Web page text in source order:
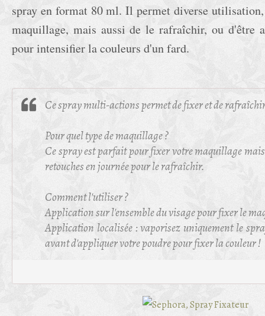
spray en format 80 ml. Il permet diverse
maquillage, mais aussi de le rafraîchir, ou d'être
pour intensifier la couleurs d'un fard.
Ce spray multi-actions permet de fixer et de
Pour quel type de maquillage ?
Ce spray est parfait pour fixer votre maquillage
retouches en journée pour le rafraîchir.
Comment l'utiliser ?
Application sur l'ensemble du visage pour fixer le
Application localisée : vaporisez uniquement le
avant d'appliquer votre poudre pour fixer la couleur !